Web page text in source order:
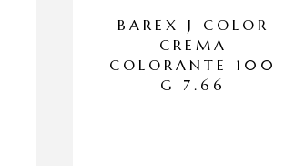
BAREX J COLOR
CREMA
COLORANTE 100
G 7.66